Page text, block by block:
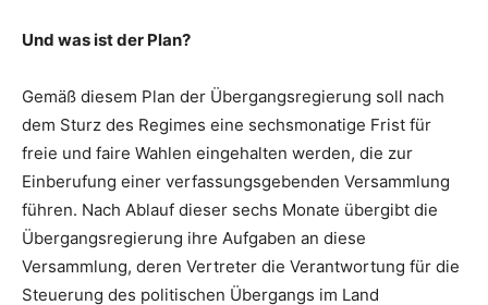
Und was ist der Plan?
Gemäß diesem Plan der Übergangsregierung soll nach
dem Sturz des Regimes eine sechsmonatige Frist für
freie und faire Wahlen eingehalten werden, die zur
Einberufung einer verfassungsgebenden Versammlung
führen. Nach Ablauf dieser sechs Monate übergibt die
Übergangsregierung ihre Aufgaben an diese
Versammlung, deren Vertreter die Verantwortung für die
Steuerung des politischen Übergangs im Land